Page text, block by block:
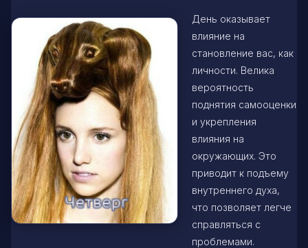
День оказывает
влияние на
становление вас, как
личности. Велика
вероятность
поднятия самооценки
и укрепления
влияния на
окружающих. Это
приводит к подъему
внутреннего духа,
что позволяет легче
справляться с
проблемами.